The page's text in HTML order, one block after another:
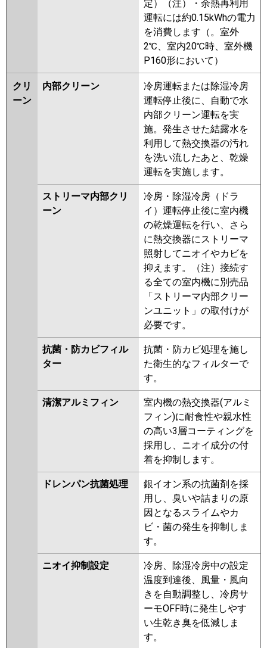
定）（注）・余熱再利用
運転には約0.15kWhの電力
を消費します（。室外
2℃、室内20℃時、室外機
P160形において）
クリ
ーン
内部クリーン
冷房運転または除湿冷房
運転停止後に、自動で水
内部クリーン運転を実
施。発生させた結露水を
利用して熱交換器の汚れ
を洗い流したあと、乾燥
運転を実施します。
ストリーマ内部クリ
ーン
冷房・除湿冷房（ドラ
イ）運転停止後に室内機
の乾燥運転を行い、さら
に熱交換器にストリーマ
照射してニオイやカビを
抑えます。（注）接続す
る全ての室内機に別売品
「ストリーマ内部クリー
ンユニット」の取付けが
必要です。
抗菌・防カビフィル
ター
抗菌・防カビ処理を施し
た衛生的なフィルターで
す。
清潔アルミフィン
室内機の熱交換器(アルミ
フィン)に耐食性や親水性
の高い3層コーティングを
採用し、ニオイ成分の付
着を抑制します。
ドレンパン抗菌処理
銀イオン系の抗菌剤を採
用し、臭いや詰まりの原
因となるスライムやカ
ビ・菌の発生を抑制しま
す。
ニオイ抑制設定
冷房、除湿冷房中の設定
温度到達後、風量・風向
きを自動調整し、冷房サ
ーモOFF時に発生しやす
い生乾き臭を低減しま
す。